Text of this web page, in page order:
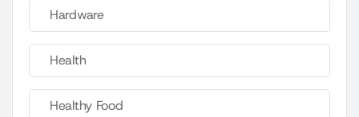
Hardware
Health
Healthy Food